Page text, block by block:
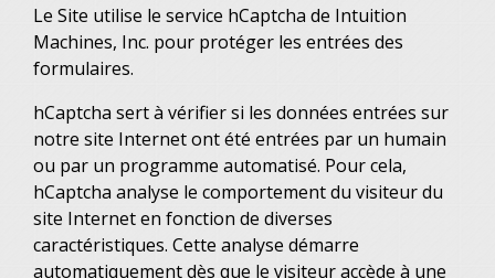
Le Site utilise le service hCaptcha de Intuition
Machines, Inc. pour protéger les entrées des
formulaires.
hCaptcha sert à vérifier si les données entrées sur
notre site Internet ont été entrées par un humain
ou par un programme automatisé. Pour cela,
hCaptcha analyse le comportement du visiteur du
site Internet en fonction de diverses
caractéristiques. Cette analyse démarre
automatiquement dès que le visiteur accède à une